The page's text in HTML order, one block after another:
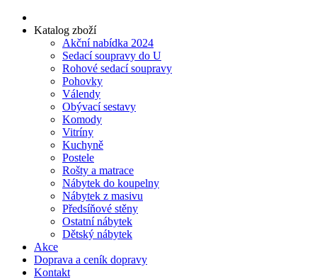
Katalog zboží
Akční nabídka 2024
Sedací soupravy do U
Rohové sedací soupravy
Pohovky
Válendy
Obývací sestavy
Komody
Vitríny
Kuchyně
Postele
Rošty a matrace
Nábytek do koupelny
Nábytek z masivu
Předsíňové stěny
Ostatní nábytek
Dětský nábytek
Akce
Doprava a ceník dopravy
Kontakt